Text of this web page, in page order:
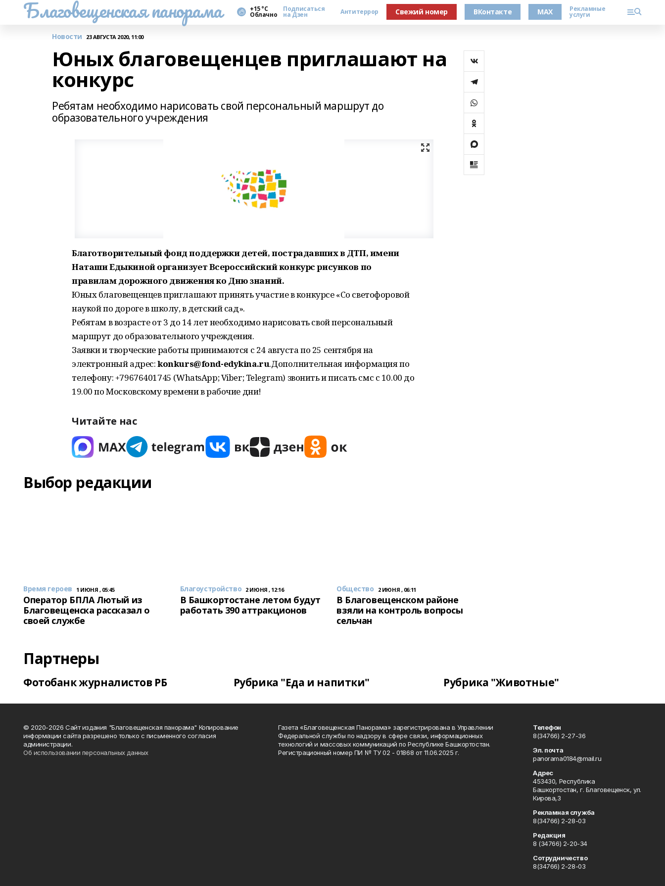
Благовещенская панорама +15 °С
Облачно
Подписаться
на Дзен Антитеррор Свежий номер ВКонтакте MAX Рекламные
услуги
Новости 23 АВГУСТА 2020, 11:00
Юных благовещенцев приглашают на
конкурс
Ребятам необходимо нарисовать свой персональный маршрут до
образовательного учреждения
Благотворительный фонд поддержки детей, пострадавших в ДТП, имени
Наташи Едыкиной организует Всероссийский конкурс рисунков по
правилам дорожного движения ко Дню знаний.
Юных благовещенцев приглашают принять участие в конкурсе «Со светофоровой
наукой по дороге в школу, в детский сад».
Ребятам в возрасте от 3 до 14 лет необходимо нарисовать свой персональный
маршрут до образовательного учреждения.
Заявки и творческие работы принимаются с 24 августа по 25 сентября на
электронный адрес:konkurs@fond-edykina.ru.Дополнительная информация по
телефону: +79676401745 (WhatsApp; Viber; Telegram) звонить и писать смс с 10.00 до
19.00 по Московскому времени в рабочие дни!
Читайте нас
Выбор редакции
Время героев 1 ИЮНЯ , 05:45
Оператор БПЛА Лютый из
Благовещенска рассказал о
своей службе
Благоустройство 2 ИЮНЯ , 12:16
В Башкортостане летом будут
работать 390 аттракционов
Общество 2 ИЮНЯ , 06:11
В Благовещенском районе
взяли на контроль вопросы
сельчан
Партнеры
Фотобанк журналистов РБ Рубрика "Еда и напитки" Рубрика "Животные"
© 2020-2026 Сайт издания "Благовещенская панорама" Копирование
информации сайта разрешено только с письменного согласия
администрации.
Об использовании персональных данных
Газета «Благовещенская Панорама» зарегистрирована в Управлении
Федеральной службы по надзору в сфере связи, информационных
технологий и массовых коммуникаций по Республике Башкортостан.
Регистрационный номер ПИ № ТУ 02 - 01868 от 11.06.2025 г.
Телефон
8(34766) 2-27-36
Эл. почта
panorama0184@mail.ru
Адрес
453430, Республика
Башкортостан, г. Благовещенск, ул.
Кирова,3
Рекламная служба
8(34766) 2-28-03
Редакция
8 (34766) 2-20-34
Сотрудничество
8(34766) 2-28-03